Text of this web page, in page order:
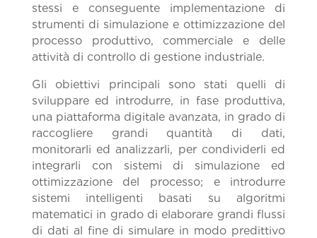
stessi e conseguente implementazione di
strumenti di simulazione e ottimizzazione del
processo produttivo, commerciale e delle
attività di controllo di gestione industriale.
Gli obiettivi principali sono stati quelli di
sviluppare ed introdurre, in fase produttiva,
una piattaforma digitale avanzata, in grado di
raccogliere grandi quantità di dati,
monitorarli ed analizzarli, per condividerli ed
integrarli con sistemi di simulazione ed
ottimizzazione del processo; e introdurre
sistemi intelligenti basati su algoritmi
matematici in grado di elaborare grandi flussi
di dati al fine di simulare in modo predittivo